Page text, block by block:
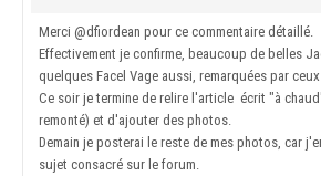
Merci @dfiordean pour ce commentaire détaillé.
Effectivement je confirme, beaucoup de belles
quelques Facel Vage aussi, remarquées par
Ce soir je termine de relire l'article écrit "à
remonté) et d'ajouter des photos.
Demain je posterai le reste de mes photos, car
sujet consacré sur le forum.